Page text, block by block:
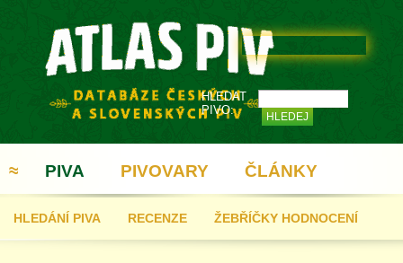
HLEDAT
PIVO:
≈ PIVA
HLEDÁNÍ PIVA RECENZE ŽEBŘÍČKY HODNOCENÍ
PIVOVARY ČLÁNKY
REGISTRACE